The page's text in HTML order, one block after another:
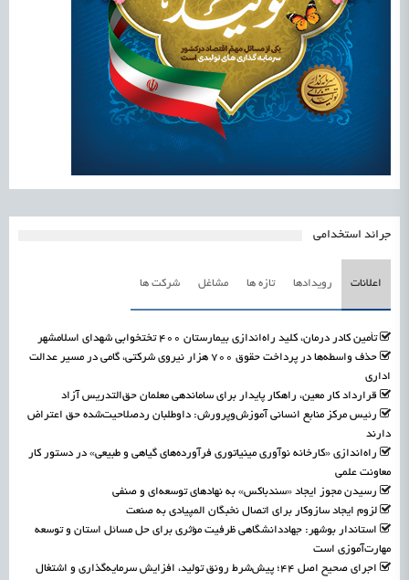
جرائد استخدامی
اعلانات رویدادها تازه ها مشاغل شرکت ها
تأمین کادر درمان، کلید راه‌اندازی بیمارستان ۴۰۰ تختخوابی شهدای اسلامشهر
حذف واسطه‌ها در پرداخت حقوق ۷۰۰ هزار نیروی شرکتی، گامی در مسیر عدالت
اداری
قرارداد کار معین، راهکار پایدار برای ساماندهی معلمان حق‌التدریس آزاد
رئیس مرکز منابع انسانی آموزش‌وپرورش: داوطلبان ردصلاحیت‌شده حق اعتراض
دارند
راه‌اندازی «کارخانه نوآوری مینیاتوری فرآورده‌های گیاهی و طبیعی» در دستور کار
معاونت علمی
رسیدن مجوز ایجاد «سندباکس» به نهادهای توسعه‌ای و صنفی
لزوم ایجاد سازوکار برای اتصال نخبگان المپیادی به صنعت
استاندار بوشهر: جهاددانشگاهی ظرفیت مؤثری برای حل مسائل استان و توسعه
مهارت‌آموزی است
اجرای صحیح اصل ۴۴؛ پیش‌شرط رونق تولید، افزایش سرمایه‌گذاری و اشتغال